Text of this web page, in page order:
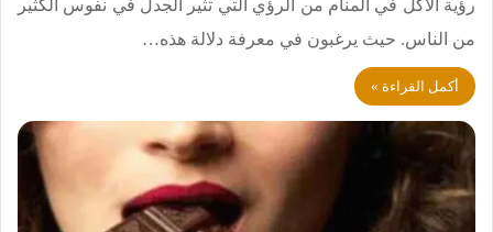
رؤية الاكل في المنام من الرؤي التي تثير الجدل في نفوس الكثير
من الناس. حيث يرغبون في معرفة دلالة هذه…
أكمل القراءة »